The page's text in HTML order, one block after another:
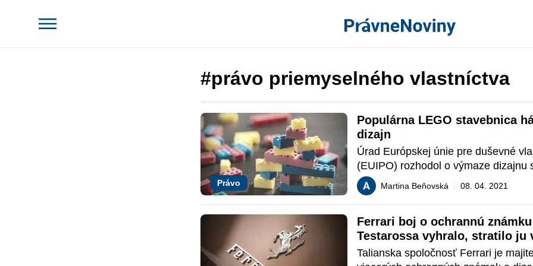
#právo priemyselného vlastníctva
Právo
Populárna LEGO stavebnica
dizajn
Úrad Európskej únie pre duševné
(EUIPO) rozhodol o výmaze dizajnu
kocky Lego. Spoločnosť Lego sa
obrátila na Súdny dvor EÚ, ktorý
odlišne. Čo bolo dôvodom na
odvolací senát EUIPO porušil
nariadenia o dizajnoch, sa dočítate v
článku.
Martina Beňovská 08. 04. 2021
Ferrari boj o ochrannú známku
Testarossa vyhralo, stratilo ju
najslávnejší model 250 GTO
Talianska spoločnosť Ferrari je